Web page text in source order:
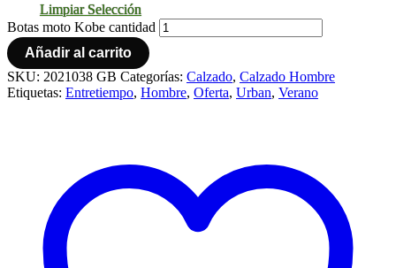
Limpiar Selección
Botas moto Kobe cantidad
Añadir al carrito
SKU: 2021038 GB Categorías: Calzado, Calzado Hombre
Etiquetas: Entretiempo, Hombre, Oferta, Urban, Verano